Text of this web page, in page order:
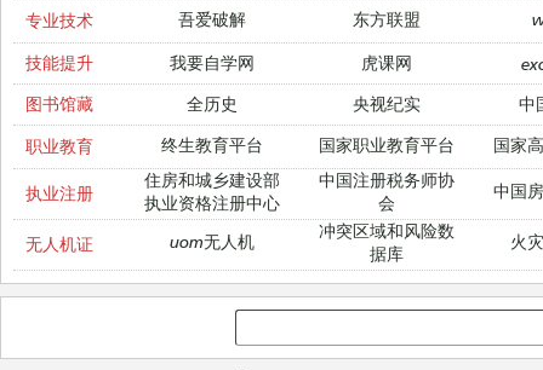
专业技术 吾爱破解 东方联盟
技能提升 我要自学网 虎课网
图书馆藏
全历史 央视纪实 中
职业教育 终生教育平台 国家职业教育平台 国家
执业注册
住房和城乡建设部
执业资格注册中心
中国注册税务师协
会
中国
无人机证 uom无人机
冲突区域和风险数
据库
火